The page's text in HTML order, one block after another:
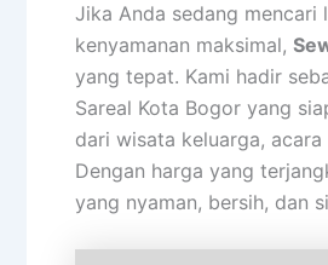
Jika Anda sedang mencari
kenyamanan maksimal,
yang tepat. Kami hadir
Sareal Kota Bogor yang
dari wisata keluarga,
Dengan harga yang
yang nyaman, bersih, dan